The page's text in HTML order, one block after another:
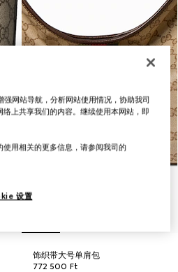
饰织带大号单肩包
772 500 Ft
网站导航，分析网站使用情况，协助我司
上共享我们的内容。继续使用本网站，即
用相关的更多信息，请参阅我司的
设置